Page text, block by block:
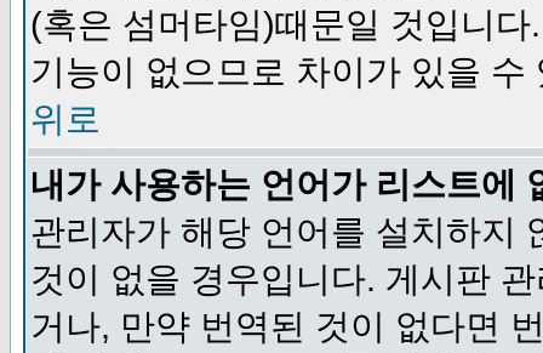
(혹은 섬머타임)때문일 것입니
기능이 없으므로 차이가 있을 수
위로
내가 사용하는 언어가 리스트에
관리자가 해당 언어를 설치하지
것이 없을 경우입니다. 게시판
거나, 만약 번역된 것이 없다면